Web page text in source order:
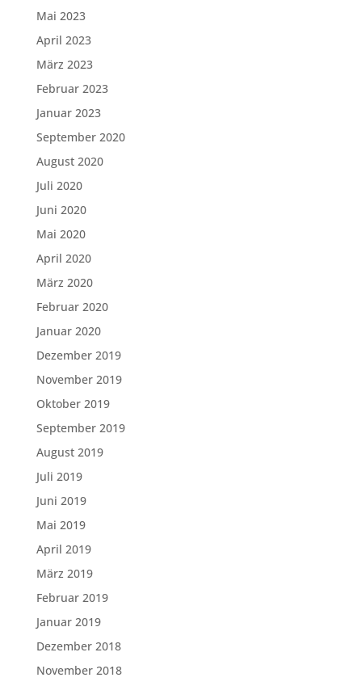
Mai 2023
April 2023
März 2023
Februar 2023
Januar 2023
September 2020
August 2020
Juli 2020
Juni 2020
Mai 2020
April 2020
März 2020
Februar 2020
Januar 2020
Dezember 2019
November 2019
Oktober 2019
September 2019
August 2019
Juli 2019
Juni 2019
Mai 2019
April 2019
März 2019
Februar 2019
Januar 2019
Dezember 2018
November 2018